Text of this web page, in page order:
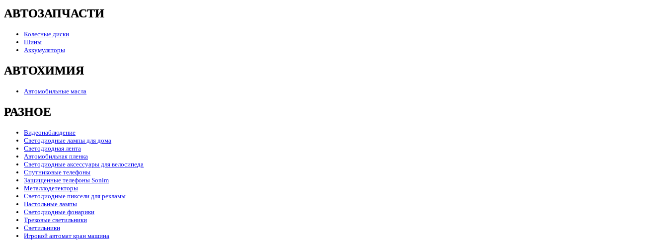
АВТОЗАПЧАСТИ
Колесные диски
Шины
Аккумуляторы
АВТОХИМИЯ
Автомобильные масла
РАЗНОЕ
Видеонаблюдение
Светодиодные лампы для дома
Светодиодная лента
Автомобильная пленка
Светодиодные аксессуары для велосипеда
Спутниковые телефоны
Защищенные телефоны Sonim
Металлодетекторы
Светодиодные пиксели для рекламы
Настольные лампы
Светодиодные фонарики
Трековые светильники
Светильники
Игровой автомат кран машина